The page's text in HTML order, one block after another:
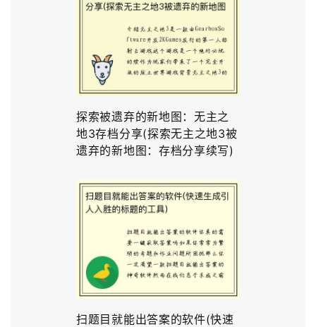
探索被遗弃的新地图：无主之
地3存档分享(探索无主之地3被
遗弃的新地图：存档分享续写)
扫题目就能出答案的软件(快速